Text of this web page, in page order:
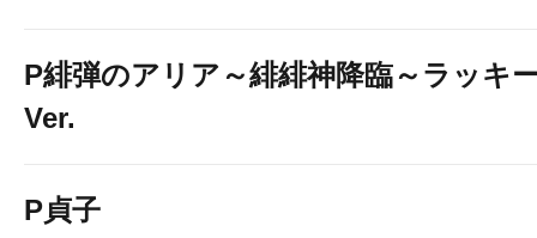
P緋弾のアリア～緋緋神降臨～ラッキ
Ver.
P貞子